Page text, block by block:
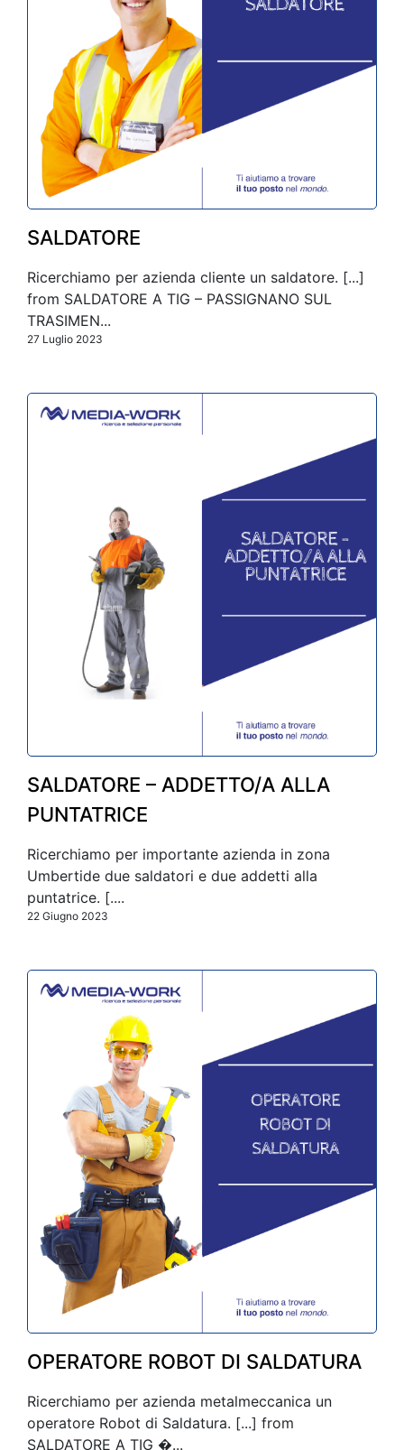
SALDATORE
Ricerchiamo per azienda cliente un saldatore. [...]
from SALDATORE A TIG – PASSIGNANO SUL
TRASIMEN...
27 Luglio 2023
SALDATORE – ADDETTO/A ALLA
PUNTATRICE
Ricerchiamo per importante azienda in zona
Umbertide due saldatori e due addetti alla
puntatrice. [....
22 Giugno 2023
OPERATORE ROBOT DI SALDATURA
Ricerchiamo per azienda metalmeccanica un
operatore Robot di Saldatura. [...] from
SALDATORE A TIG �...